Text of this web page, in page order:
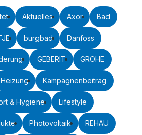
Aktuelles Axor Bad
burgbad Danfoss
GEBERIT GROHE
Heizung Kampagnenbeitrag
& Hygiene Lifestyle
Photovoltaik REHAU